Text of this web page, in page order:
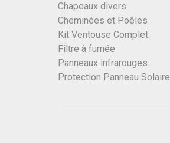
Chapeaux divers
Cheminées et Poêles
Kit Ventouse Complet
Filtre à fumée
Panneaux infrarouges
Protection Panneau Solaire